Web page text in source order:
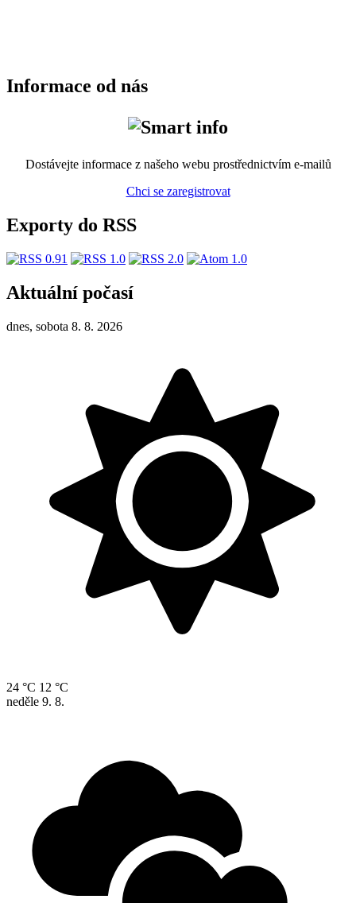
Informace od nás
Dostávejte informace z našeho webu prostřednictvím e-mailů
Chci se zaregistrovat
Exporty do RSS
Aktuální počasí
dnes, sobota 8. 8. 2026
24 °C 12 °C
neděle 9. 8.